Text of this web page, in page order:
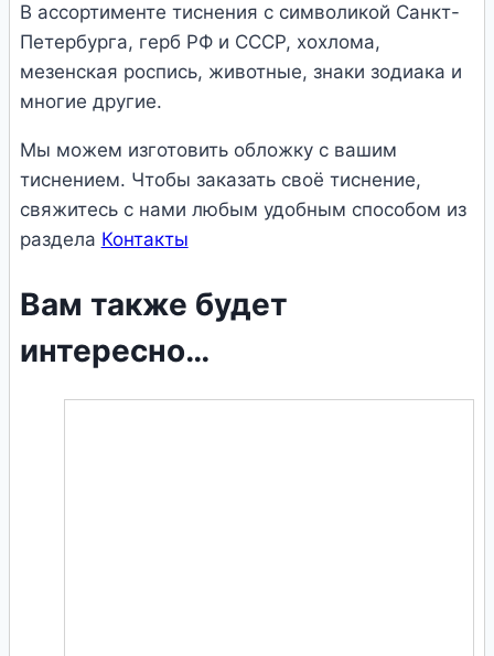
В ассортименте тиснения с символикой Санкт-
Петербурга, герб РФ и СССР, хохлома,
мезенская роспись, животные, знаки зодиака и
многие другие.
Мы можем изготовить обложку с вашим
тиснением. Чтобы заказать своё тиснение,
свяжитесь с нами любым удобным способом из
раздела Контакты
Вам также будет
интересно…